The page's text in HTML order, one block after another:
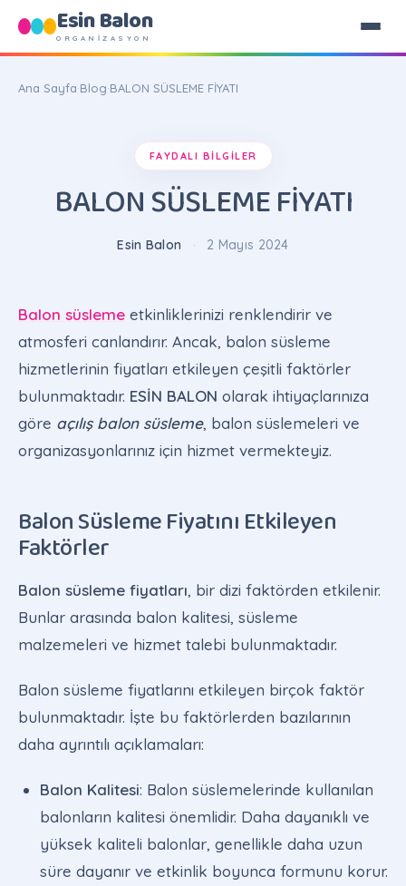
Esin Balon
ORGANİZASYON
Ana Sayfa·Blog·BALON SÜSLEME FİYATI
FAYDALI BILGILER
BALON SÜSLEME FİYATI
Esin Balon · 2 Mayıs 2024
Balon süsleme etkinliklerinizi renklendirir ve
atmosferi canlandırır. Ancak, balon süsleme
hizmetlerinin fiyatları etkileyen çeşitli faktörler
bulunmaktadır. ESİN BALON olarak ihtiyaçlarınıza
göre açılış balon süsleme, balon süslemeleri ve
organizasyonlarınız için hizmet vermekteyiz.
Balon Süsleme Fiyatını Etkileyen
Faktörler
Balon süsleme fiyatları, bir dizi faktörden etkilenir.
Bunlar arasında balon kalitesi, süsleme
malzemeleri ve hizmet talebi bulunmaktadır.
Balon süsleme fiyatlarını etkileyen birçok faktör
bulunmaktadır. İşte bu faktörlerden bazılarının
daha ayrıntılı açıklamaları:
Balon Kalitesi: Balon süslemelerinde kullanılan
balonların kalitesi önemlidir. Daha dayanıklı ve
yüksek kaliteli balonlar, genellikle daha uzun
süre dayanır ve etkinlik boyunca formunu korur.